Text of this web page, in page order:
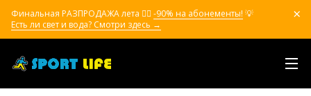
Финальная РАЗПРОДАЖА лета ❤️‍🔥 -90% на абонементы! 💡
Есть ли свет и вода? Смотри здесь →